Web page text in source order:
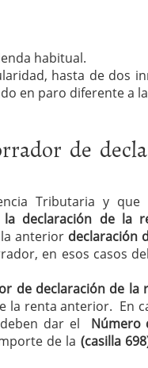
habitual.
hasta de dos
en paro diferente a
de
Tributaria y
declaración de la
anterior declaración
en esos casos
de declaración de la
la renta anterior. En
dar el Número
de la (casilla